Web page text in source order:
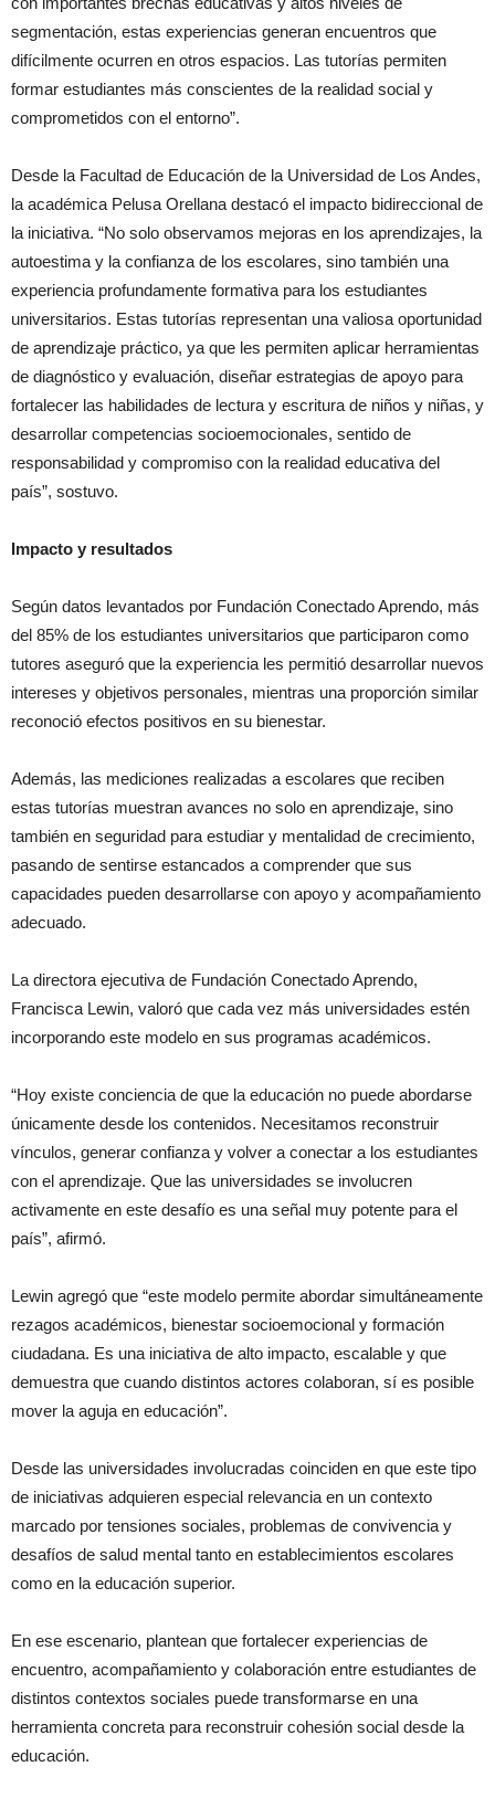
segmentación, estas experiencias generan encuentros que
difícilmente ocurren en otros espacios. Las tutorías permiten
formar estudiantes más conscientes de la realidad social y
comprometidos con el entorno”.
Desde la Facultad de Educación de la Universidad de Los Andes,
la académica Pelusa Orellana destacó el impacto bidireccional de
la iniciativa. “No solo observamos mejoras en los aprendizajes, la
autoestima y la confianza de los escolares, sino también una
experiencia profundamente formativa para los estudiantes
universitarios. Estas tutorías representan una valiosa oportunidad
de aprendizaje práctico, ya que les permiten aplicar herramientas
de diagnóstico y evaluación, diseñar estrategias de apoyo para
fortalecer las habilidades de lectura y escritura de niños y niñas, y
desarrollar competencias socioemocionales, sentido de
responsabilidad y compromiso con la realidad educativa del
país”, sostuvo.
Impacto y resultados
Según datos levantados por Fundación Conectado Aprendo, más
del 85% de los estudiantes universitarios que participaron como
tutores aseguró que la experiencia les permitió desarrollar nuevos
intereses y objetivos personales, mientras una proporción similar
reconoció efectos positivos en su bienestar.
Además, las mediciones realizadas a escolares que reciben
estas tutorías muestran avances no solo en aprendizaje, sino
también en seguridad para estudiar y mentalidad de crecimiento,
pasando de sentirse estancados a comprender que sus
capacidades pueden desarrollarse con apoyo y acompañamiento
adecuado.
La directora ejecutiva de Fundación Conectado Aprendo,
Francisca Lewin, valoró que cada vez más universidades estén
incorporando este modelo en sus programas académicos.
“Hoy existe conciencia de que la educación no puede abordarse
únicamente desde los contenidos. Necesitamos reconstruir
vínculos, generar confianza y volver a conectar a los estudiantes
con el aprendizaje. Que las universidades se involucren
activamente en este desafío es una señal muy potente para el
país”, afirmó.
Lewin agregó que “este modelo permite abordar simultáneamente
rezagos académicos, bienestar socioemocional y formación
ciudadana. Es una iniciativa de alto impacto, escalable y que
demuestra que cuando distintos actores colaboran, sí es posible
mover la aguja en educación”.
Desde las universidades involucradas coinciden en que este tipo
de iniciativas adquieren especial relevancia en un contexto
marcado por tensiones sociales, problemas de convivencia y
desafíos de salud mental tanto en establecimientos escolares
como en la educación superior.
En ese escenario, plantean que fortalecer experiencias de
encuentro, acompañamiento y colaboración entre estudiantes de
distintos contextos sociales puede transformarse en una
herramienta concreta para reconstruir cohesión social desde la
educación.